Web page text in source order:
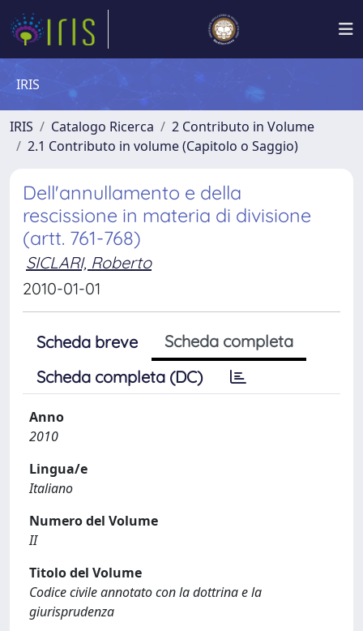
IRIS
IRIS Catalogo Ricerca
2 Contributo in Volume
2.1 Contributo in volume (Capitolo o Saggio)
Dell'annullamento e della
rescissione in materia di divisione
(artt. 761-768)
SICLARI, Roberto
2010-01-01
Scheda breve
Scheda completa
Scheda completa (DC)
Anno
2010
Lingua/e
Italiano
Numero del Volume
II
Titolo del Volume
Codice civile annotato con la dottrina e la
giurisprudenza